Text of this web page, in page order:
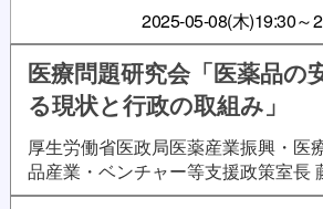
2025-05-08(木)19:30～
医療問題研究会「医薬品の
る現状と行政の取組み」
厚生労働省医政局医薬産業振興・医
品産業・ベンチャー等支援政策室長